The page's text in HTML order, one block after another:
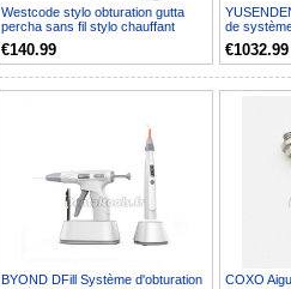
Westcode stylo obturation gutta
percha sans fil stylo chauffant
endodontique
€140.99
de
€1032.99
BYOND DFill Système d'obturation
COXO